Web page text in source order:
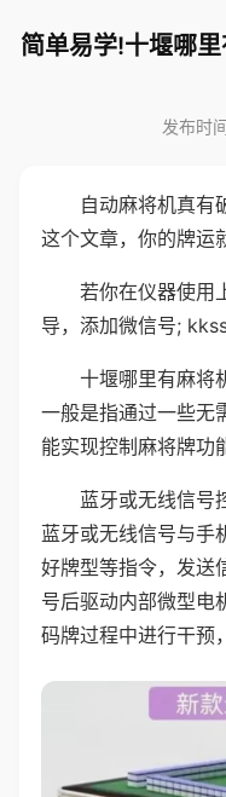
简单易学!十堰哪
发布时
自动麻将机真有
这个文章，你的牌运
若你在仪器使用
导，添加微信号;
十堰哪里有麻将
一般是指通过一些无
能实现控制麻将牌功
蓝牙或无线信号
蓝牙或无线信号与手
好牌型等指令，发送
号后驱动内部微型电
码牌过程中进行干预